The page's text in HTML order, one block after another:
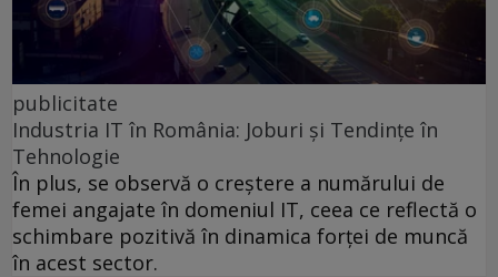
publicitate
Industria IT în România: Joburi și Tendințe în
Tehnologie
În plus, se observă o creștere a numărului de
femei angajate în domeniul IT, ceea ce reflectă o
schimbare pozitivă în dinamica forței de muncă
în acest sector.